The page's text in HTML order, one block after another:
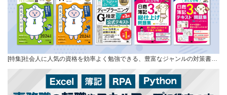
[特集]社会人に人気の資格を効率よく勉強できる、豊富なジャンルの対策書…